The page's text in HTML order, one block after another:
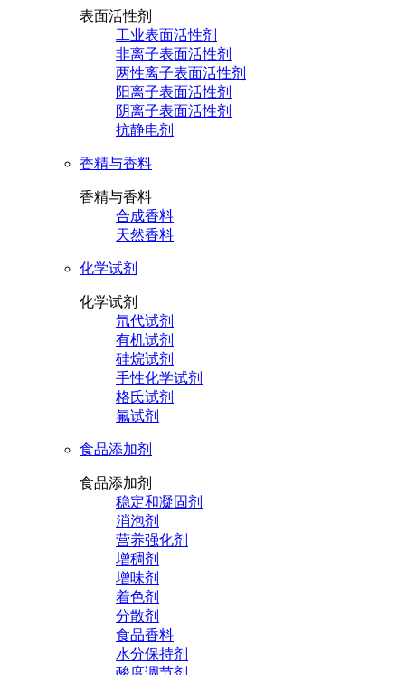
表面活性剂
工业表面活性剂
非离子表面活性剂
两性离子表面活性剂
阳离子表面活性剂
阴离子表面活性剂
抗静电剂
香精与香料
香精与香料
合成香料
天然香料
化学试剂
化学试剂
氘代试剂
有机试剂
硅烷试剂
手性化学试剂
格氏试剂
氟试剂
食品添加剂
食品添加剂
稳定和凝固剂
消泡剂
营养强化剂
增稠剂
增味剂
着色剂
分散剂
食品香料
水分保持剂